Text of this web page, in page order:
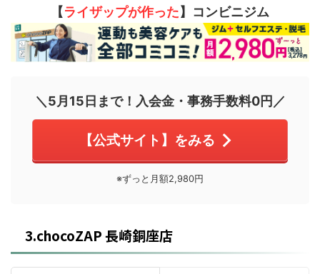
【ライザップが作った】コンビニジム
＼5月15日まで！入会金・事務手数料0円／
【公式サイト】をみる
※ずっと月額2,980円
3.chocoZAP 長崎銅座店